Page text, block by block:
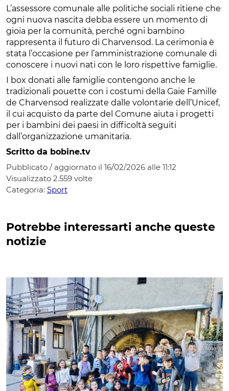
L’assessore comunale alle politiche sociali ritiene che
ogni nuova nascita debba essere un momento di
gioia per la comunità, perché ogni bambino
rappresenta il futuro di Charvensod. La cerimonia è
stata l’occasione per l’amministrazione comunale di
conoscere i nuovi nati con le loro rispettive famiglie.
I box donati alle famiglie contengono anche le
tradizionali pouette con i costumi della Gaie Famille
de Charvensod realizzate dalle volontarie dell’Unicef,
il cui acquisto da parte del Comune aiuta i progetti
per i bambini dei paesi in difficoltà seguiti
dall’organizzazione umanitaria.
Scritto da bobine.tv
Pubblicato / aggiornato il 16/02/2026 alle 11:12
Visualizzato 2.559 volte
Categoria: Sport
Potrebbe interessarti anche queste
notizie